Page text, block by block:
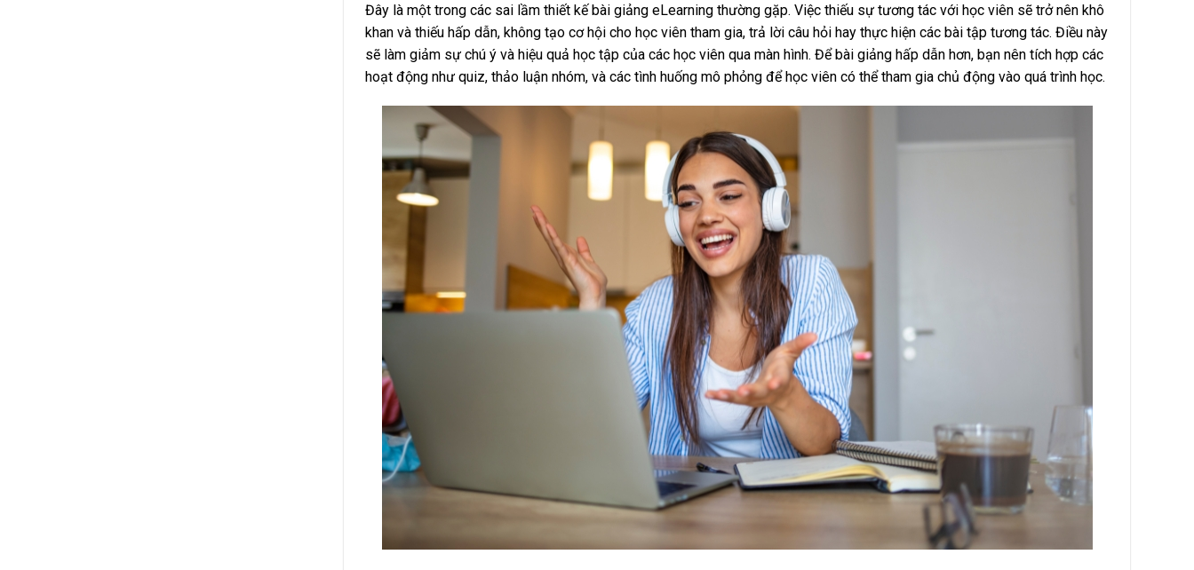
Đây là một trong các sai lầm thiết kế bài giảng eLearning thường gặp. Việc thiếu sự tương tác với học viên sẽ trở nên khô
khan và thiếu hấp dẫn, không tạo cơ hội cho học viên tham gia, trả lời câu hỏi hay thực hiện các bài tập tương tác. Điều này
sẽ làm giảm sự chú ý và hiệu quả học tập của các học viên qua màn hình. Để bài giảng hấp dẫn hơn, bạn nên tích hợp các
hoạt động như quiz, thảo luận nhóm, và các tình huống mô phỏng để học viên có thể tham gia chủ động vào quá trình học.